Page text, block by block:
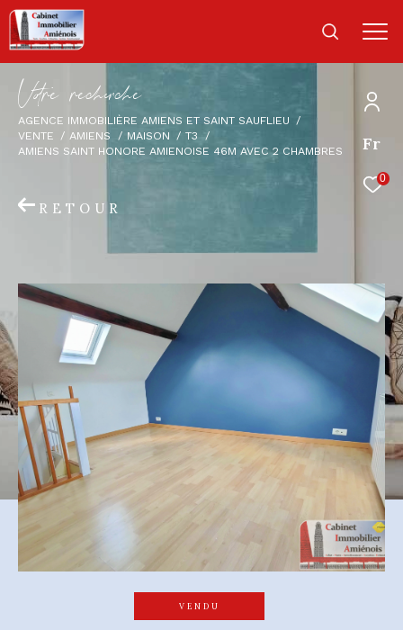
Fr
0
Vore recece
AGENCE IMMOBILIÈRE AMIENS ET SAINT SAUFLIEU
VENTE
AMIENS MAISON
T3
AMIENS SAINT HONORE AMIENOISE 46M AVEC 2 CHAMBRES
RETOUR
VENDU